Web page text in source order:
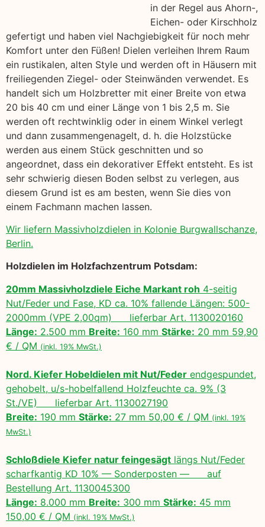
in der Regel aus Ahorn-,
Eichen- oder Kirschholz
gefertigt und haben viel Nachgiebigkeit für noch mehr
Komfort unter den Füßen! Dielen verleihen Ihrem Raum
ein rustikalen, alten Style und werden oft in Häusern mit
freiliegenden Ziegel- oder Steinwänden verwendet. Es
handelt sich um Holzbretter mit einer Breite von etwa
20 bis 40 cm und einer Länge von 1 bis 2,5 m. Sie
werden oft rechtwinklig oder in einem Winkel verlegt
und dann zusammengenagelt, d. h. die Holzstücke
werden aus einem Stück geschnitten und so
angeordnet, dass ein dekorativer Effekt entsteht. Es ist
sehr schwierig diesen Boden selbst zu verlegen, aus
diesem Grund ist es am besten, wenn Sie dies von
einem Fachmann machen lassen.
Wir liefern Massivholzdielen in Kolonie Burgwallschanze,
Berlin.
Holzdielen im Holzfachzentrum Potsdam:
20mm Massivholzdiele Eiche Markant roh 4-seitig
Nut/Feder und Fase, KD ca. 10% fallende Längen: 500-
2000mm (VPE 2,00qm) lieferbar Art. 1130020160
Länge: 2.500 mm Breite: 160 mm Stärke: 20 mm 59,90
€ / QM (inkl. 19% MwSt.)
Nord. Kiefer Hobeldielen mit Nut/Feder endgespundet,
gehobelt, u/s-hobelfallend Holzfeuchte ca. 9% (3
St./VE) lieferbar Art. 1130027190
Breite: 190 mm Stärke: 27 mm 50,00 € / QM (inkl. 19%
MwSt.)
Schloßdiele Kiefer natur feingesägt längs Nut/Feder
scharfkantig KD 10% — Sonderposten — auf
Bestellung Art. 1130045300
Länge: 8.000 mm Breite: 300 mm Stärke: 45 mm
150,00 € / QM (inkl. 19% MwSt.)